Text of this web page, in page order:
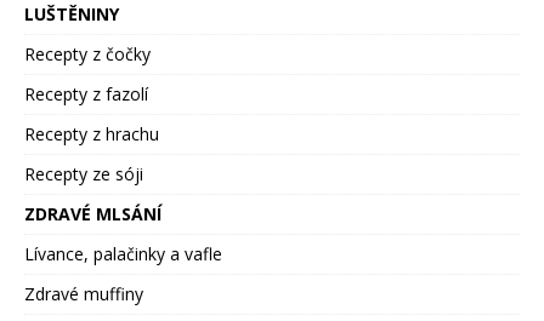
LUŠTĚNINY
Recepty z čočky
Recepty z fazolí
Recepty z hrachu
Recepty ze sóji
ZDRAVÉ MLSÁNÍ
Lívance, palačinky a vafle
Zdravé muffiny